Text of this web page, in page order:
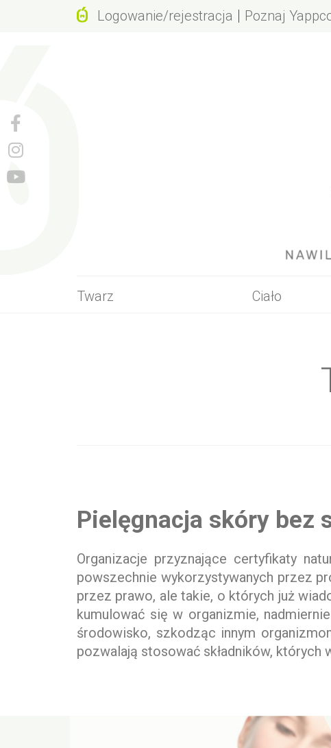
Logowanie/rejestracja
Poznaj
Naturalne
Tego nie
Twarz Ciało
Pielęgnacja skóry bez
Organizacje przyznające certyfikaty
powszechnie wykorzystywanych przez
przez prawo, ale takie, o których już
kumulować się w organizmie,
środowisko, szkodząc innym
pozwalają stosować składników, których